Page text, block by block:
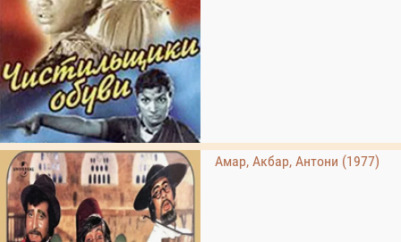
Амар, Акбар, Антони (1977)